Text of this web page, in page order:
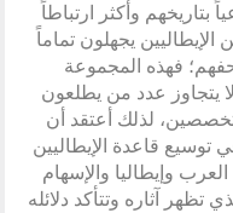
بتاريخهم وأكثر ارتباطاً
يجهلون تماماً
فهذه المجموعة
لا يتجاوز عدد من يطلعون
لذلك أعتقد أن
قاعدة الإيطاليين
وإيطاليا والإسهام
تظهر آثاره وتتأكد دلائله